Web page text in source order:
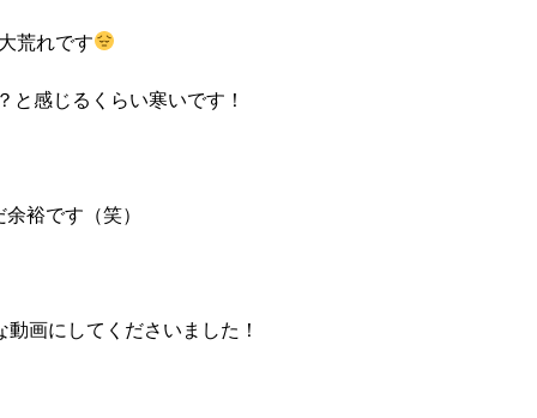
荒れです
感じるくらい寒いです！
裕です（笑）
画にしてくださいました！